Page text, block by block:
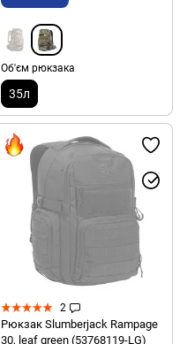
Об'єм рюкзака
35л
2
Рюкзак Slumberjack Rampage
30, leaf green (53768119-LG)